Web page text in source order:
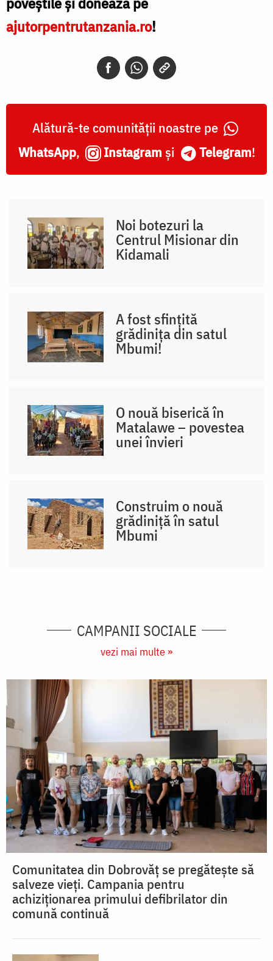
ajutorpentrutanzania.ro!
Alătură-te comunității noastre pe
WhatsApp, Instagram și Telegram!
Noi botezuri la
Centrul Misionar din
Kidamali
A fost sfințită
grădinița din satul
Mbumi!
O nouă biserică în
Matalawe – povestea
unei învieri
Construim o nouă
grădiniță în satul
Mbumi
CAMPANII SOCIALE
vezi mai multe »
Comunitatea din Dobrovăț se pregătește să
salveze vieți. Campania pentru
achiziționarea primului defibrilator din
comună continuă